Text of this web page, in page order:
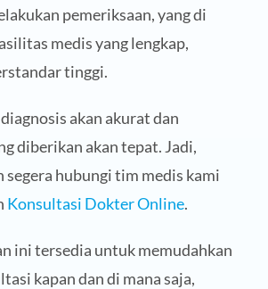
pemeriksaan, yang di
medis yang lengkap,
tinggi.
akan akurat dan
diberikan akan tepat. Jadi,
segera hubungi tim medis kami
Konsultasi Dokter Online.
ini tersedia untuk memudahkan
kapan dan di mana saja,